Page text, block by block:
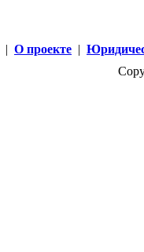
| О проекте |